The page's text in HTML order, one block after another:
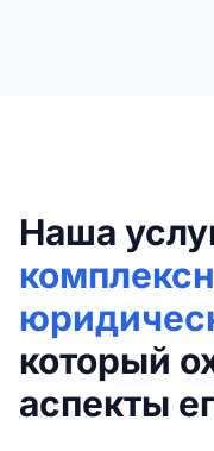
Наша
который
аспекты